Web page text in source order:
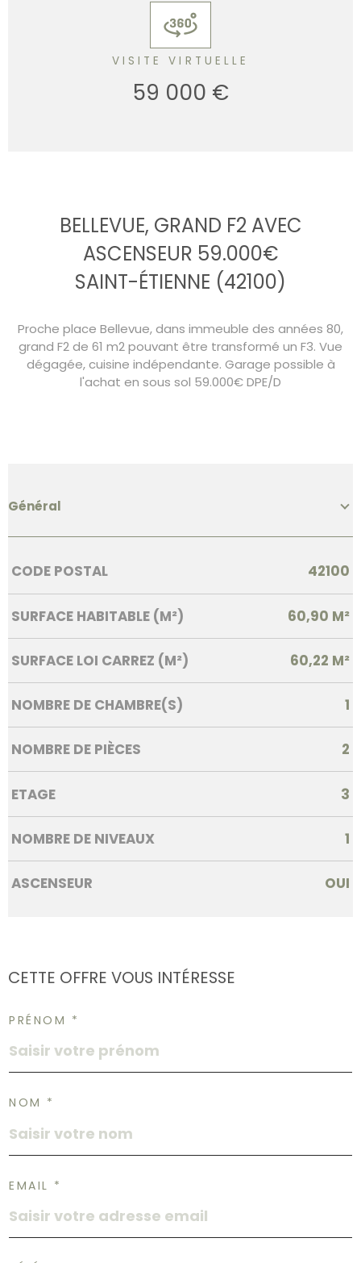
VISITE VIRTUELLE
59 000 €
BELLEVUE, GRAND F2 AVEC
ASCENSEUR 59.000€
SAINT-ÉTIENNE (42100)
Proche place Bellevue, dans immeuble des années 80,
grand F2 de 61 m2 pouvant être transformé un F3. Vue
dégagée, cuisine indépendante. Garage possible à
l'achat en sous sol 59.000€ DPE/D
Général
Caractérisque Valeurs
CODE POSTAL 42100
SURFACE HABITABLE (M²) 60,90 M²
SURFACE LOI CARREZ (M²) 60,22 M²
NOMBRE DE CHAMBRE(S) 1
NOMBRE DE PIÈCES 2
ETAGE 3
NOMBRE DE NIVEAUX 1
ASCENSEUR OUI
CETTE OFFRE VOUS INTÉRESSE
PRÉNOM *
NOM *
EMAIL *